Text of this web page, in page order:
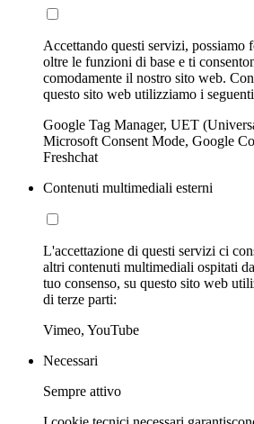
Accettando questi servizi, possiamo
oltre le funzioni di base e ti
comodamente il nostro sito web.
questo sito web utilizziamo i
Google Tag Manager, UET
Microsoft Consent Mode, Google
Freshchat
Contenuti multimediali esterni
L'accettazione di questi servizi ci
altri contenuti multimediali ospitati
tuo consenso, su questo sito web
di terze parti:
Vimeo, YouTube
Necessari
Sempre attivo